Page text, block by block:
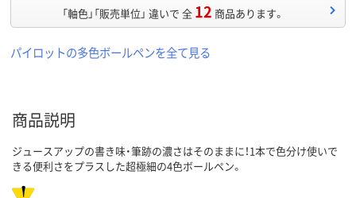
「軸色」「販売単位」 違いで 全 12 商品あります。
パイロットの多色ボールペンを全て見る
商品説明
ジュースアップの書き味・筆跡の濃さはそのままに！1本で色分け使いで
きる便利さをプラスした超極細の4色ボールペン。